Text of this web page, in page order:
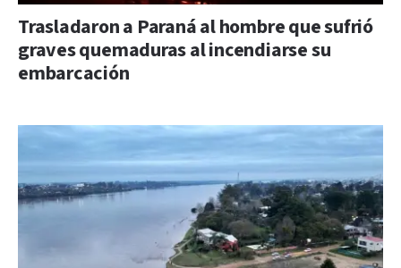
Trasladaron a Paraná al hombre que sufrió
graves quemaduras al incendiarse su
embarcación